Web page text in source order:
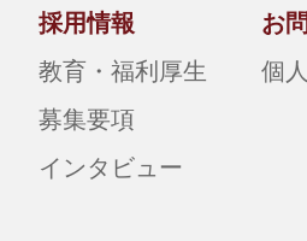
採用情報
教育・福利厚生
募集要項
インタビュー
お
個